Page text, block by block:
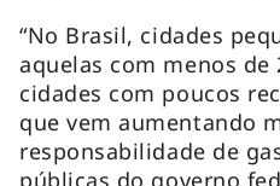
“No Brasil, cidades
aquelas com menos
cidades com poucos
que vem aumentando
responsabilidade de
públicas do governo